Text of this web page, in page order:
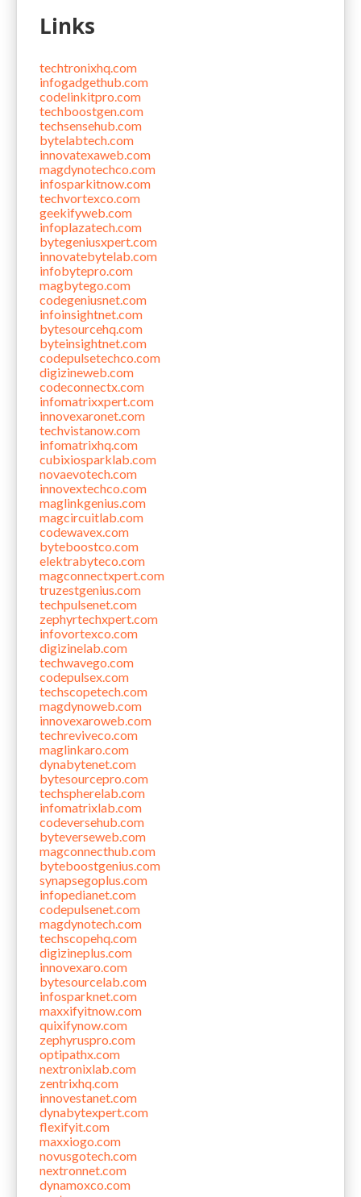
Links
techtronixhq.com
infogadgethub.com
codelinkitpro.com
techboostgen.com
techsensehub.com
bytelabtech.com
innovatexaweb.com
magdynotechco.com
infosparkitnow.com
techvortexco.com
geekifyweb.com
infoplazatech.com
bytegeniusxpert.com
innovatebytelab.com
infobytepro.com
magbytego.com
codegeniusnet.com
infoinsightnet.com
bytesourcehq.com
byteinsightnet.com
codepulsetechco.com
digizineweb.com
codeconnectx.com
infomatrixxpert.com
innovexaronet.com
techvistanow.com
infomatrixhq.com
cubixiosparklab.com
novaevotech.com
innovextechco.com
maglinkgenius.com
magcircuitlab.com
codewavex.com
byteboostco.com
elektrabyteco.com
magconnectxpert.com
truzestgenius.com
techpulsenet.com
zephyrtechxpert.com
infovortexco.com
digizinelab.com
techwavego.com
codepulsex.com
techscopetech.com
magdynoweb.com
innovexaroweb.com
techreviveco.com
maglinkaro.com
dynabytenet.com
bytesourcepro.com
techspherelab.com
infomatrixlab.com
codeversehub.com
byteverseweb.com
magconnecthub.com
byteboostgenius.com
synapsegoplus.com
infopedianet.com
codepulsenet.com
magdynotech.com
techscopehq.com
digizineplus.com
innovexaro.com
bytesourcelab.com
infosparknet.com
maxxifyitnow.com
quixifynow.com
zephyruspro.com
optipathx.com
nextronixlab.com
zentrixhq.com
innovestanet.com
dynabytexpert.com
flexifyit.com
maxxiogo.com
novusgotech.com
nextronnet.com
dynamoxco.com